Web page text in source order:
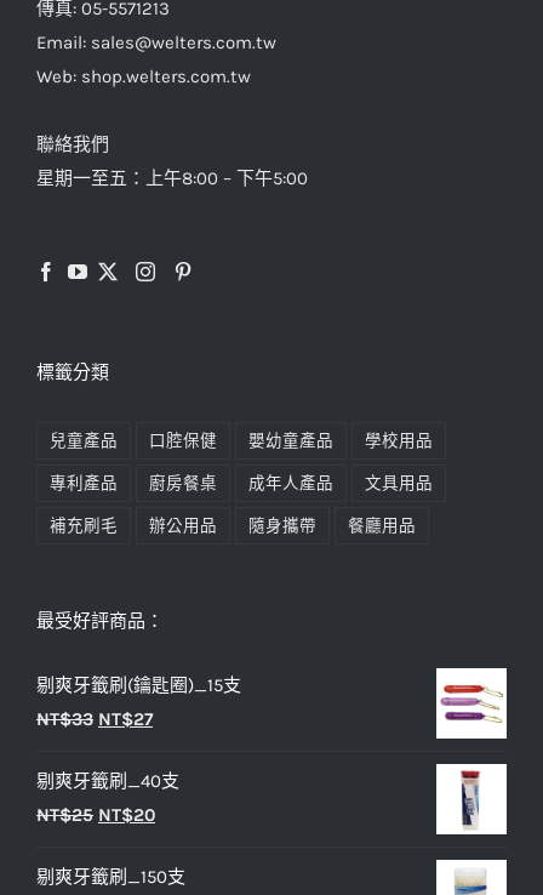
傳真: 05-5571213
Email: sales@welters.com.tw
Web: shop.welters.com.tw
聯絡我們
星期一至五：上午8:00 – 下午5:00
標籤分類
兒童產品 口腔保健 嬰幼童產品 學校用品
專利產品 廚房餐桌 成年人產品 文具用品
補充刷毛 辦公用品 隨身攜帶 餐廳用品
最受好評商品：
剔爽牙籤刷(鑰匙圈)_15支
NT$33 原
價
格：
NT$27目
價
格：
剔爽牙籤刷_40支
NT$25 原
價
NT$20目
價
剔爽牙籤刷_150支